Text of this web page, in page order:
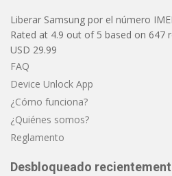
Liberar Samsung por el número
Rated at 4.9 out of 5 based on 647
USD 29.99
FAQ
Device Unlock App
¿Cómo funciona?
¿Quiénes somos?
Reglamento
Desbloqueado